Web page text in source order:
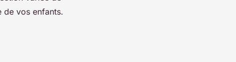
de vos enfants.